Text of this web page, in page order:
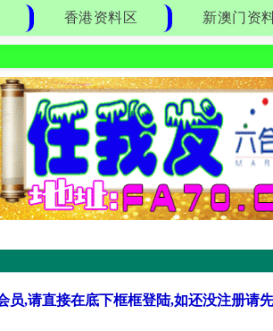
香港资料区 新澳门资
员,请直接在底下框框登陆,如还没注册请